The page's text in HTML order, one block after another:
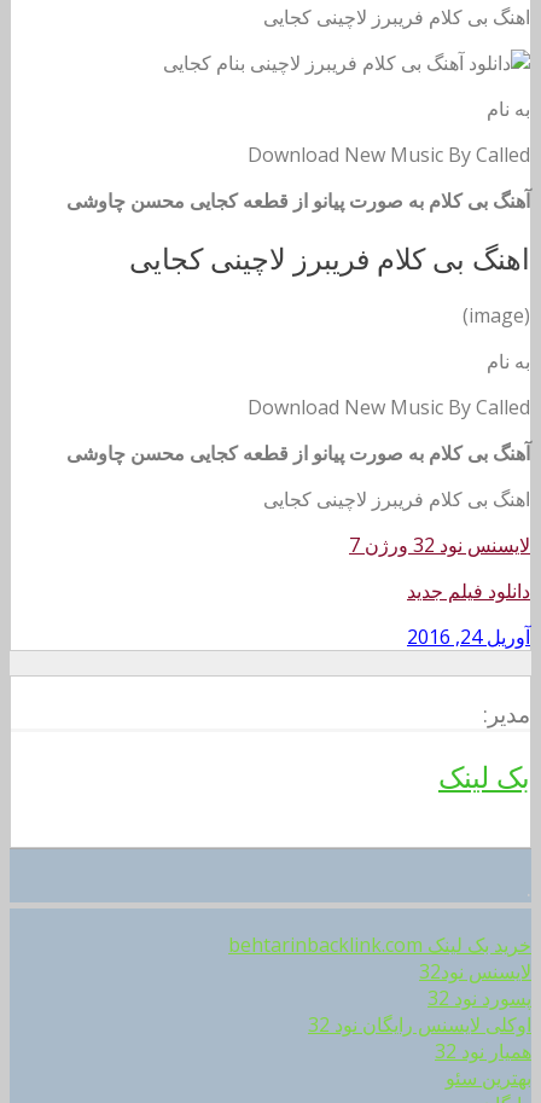
اهنگ بی کلام فریبرز لاچینی کجایی
به نام
Download New Music By Called
آهنگ بی کلام به صورت پیانو از قطعه کجایی محسن چاوشی
اهنگ بی کلام فریبرز لاچینی کجایی
(image)
به نام
Download New Music By Called
آهنگ بی کلام به صورت پیانو از قطعه کجایی محسن چاوشی
اهنگ بی کلام فریبرز لاچینی کجایی
لایسنس نود 32 ورژن 7
دانلود فیلم جدید
آوریل 24, 2016
مدیر:
بک لینک
.
خرید بک لینک behtarinbacklink.com
لایسنس نود32
پسورد نود 32
اوکلی لایسنس رایگان نود 32
همیار نود 32
بهترین سئو